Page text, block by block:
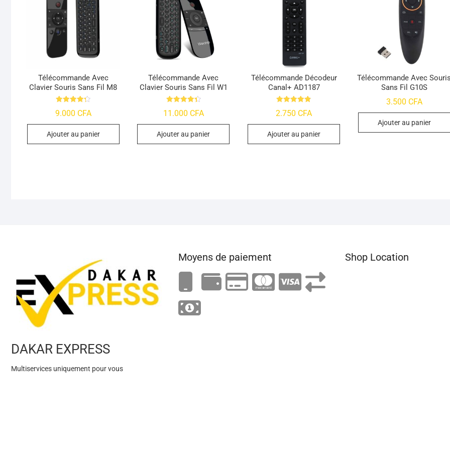
Télécommande Avec
Clavier Souris Sans Fil M8
Note
4.29
9.000 CFA
Ajouter au panier
Télécommande Avec
Clavier Souris Sans Fil W1
Note
4.39
11.000 CFA
Ajouter au panier
Télécommande Décodeur
Canal+ AD1187
Note
4.84
2.750 CFA
Ajouter au panier
Télécommande Avec
Sans Fil G10S
3.500 CFA
Ajouter au panier
DAKAR EXPRESS
Multiservices uniquement pour vous
Moyens de paiement Shop Location